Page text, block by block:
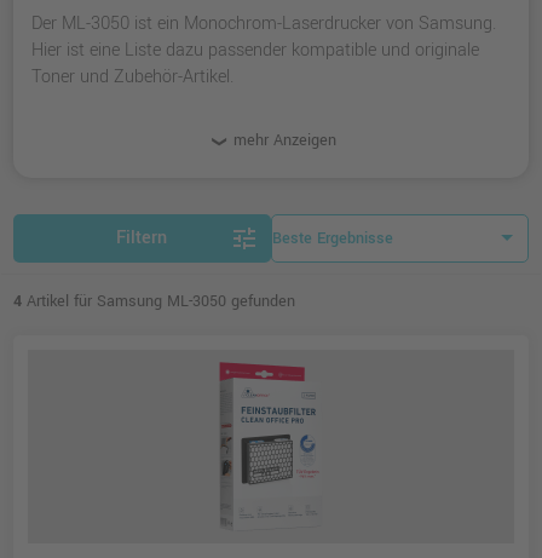
Der ML-3050 ist ein Monochrom-Laserdrucker von Samsung.
Hier ist eine Liste dazu passender kompatible und originale
Toner und Zubehör-Artikel.
mehr Anzeigen
Filtern tune
4 Artikel für Samsung ML-3050 gefunden